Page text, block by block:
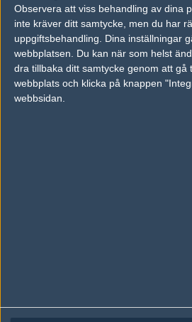
Observera att viss behandling av dina
inte kräver ditt samtycke, men du har
uppgiftsbehandling. Dina inställningar
webbplatsen. Du kan när som helst
dra tillbaka ditt samtycke genom att gå
webbplats och klicka på knappen
webbsidan.
Följ oss på Facebook
Följ oss på Twitter
Följ oss på Instagram
Följ oss på Twitch